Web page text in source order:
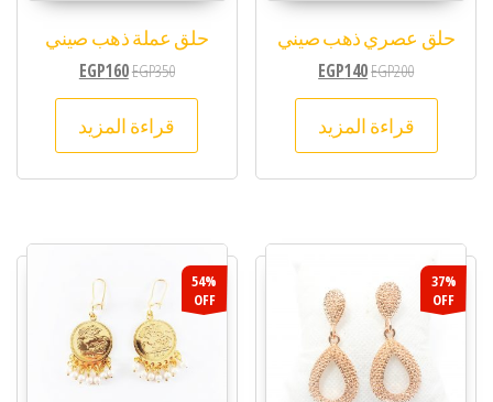
حلق عصري ذهب صيني
EGP200
EGP140
قراءة المزيد
حلق عملة ذهب صيني
EGP350
EGP160
قراءة المزيد
37%
OFF
54%
OFF